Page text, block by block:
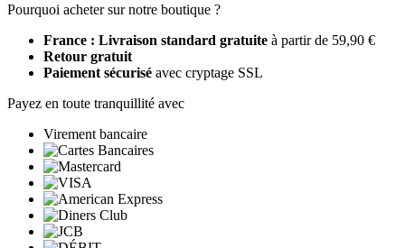
Pourquoi acheter sur notre boutique ?
France : Livraison standard gratuite à partir de 59,90 €
Retour gratuit
Paiement sécurisé avec cryptage SSL
Payez en toute tranquillité avec
Virement bancaire